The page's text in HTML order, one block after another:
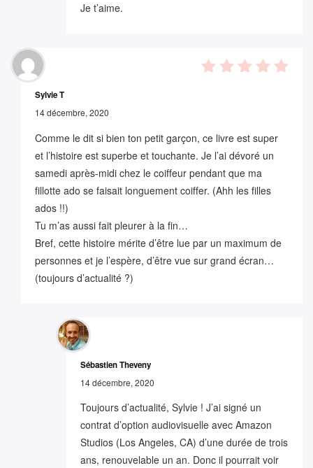
Je t’aime.
Sylvie T
14 décembre, 2020
Comme le dit si bien ton petit garçon, ce livre est super
et l’histoire est superbe et touchante. Je l’ai dévoré un
samedi après-midi chez le coiffeur pendant que ma
fillotte ado se faisait longuement coiffer. (Ahh les filles
ados !!)
Tu m’as aussi fait pleurer à la fin…
Bref, cette histoire mérite d’être lue par un maximum de
personnes et je l’espère, d’être vue sur grand écran…
(toujours d’actualité ?)
Sébastien Theveny
14 décembre, 2020
Toujours d’actualité, Sylvie ! J’ai signé un
contrat d’option audiovisuelle avec Amazon
Studios (Los Angeles, CA) d’une durée de trois
ans, renouvelable un an. Donc il pourrait voir